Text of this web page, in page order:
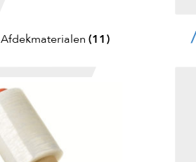
Afdekmaterialen (11)